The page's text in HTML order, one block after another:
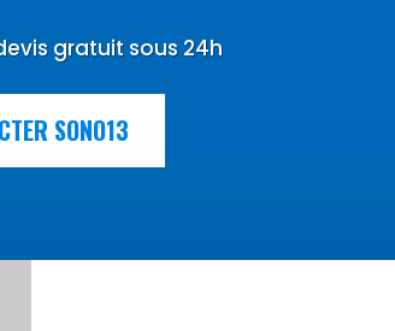
gratuit sous 24h
SONO13